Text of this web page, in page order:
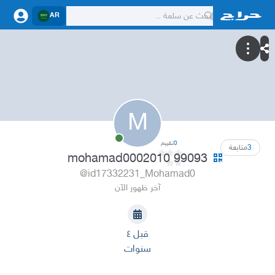
AR
M
3متابعة 0تقييم
mohamad0002010 99093
@id17332231_Mohamad0
آخر ظهور الآن
قبل ٤
سنوات